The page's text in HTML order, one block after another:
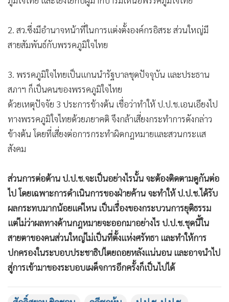
ประชาธิปัตย์ก็ออกมาแสดงความเห็นคัดค้าน ทั้งยังดำเนินการ
เอาผิด ป.ป.ช.ตามช่องทางที่กฎหมายเปิดโอกาสให้กระทำได้
ในความเห็นส่วนตัวของผู้เขียนเห็นว่า การที่ ป.ป.ช.ยกคำร้อง
กรณีของนายศักดิ์สยาม มีมูลเหตุจูงใจมาจากอคติ โดยเฉพาะข้อ
ภยาคติ ทั้งนี้อนุมานจากเหตุปัจจัยดังต่อไปนี้
1. นายศักดิ์สยาม ชิดชอบ เป็นอดีตแกนนำคนสำคัญของพรรค
ภูมิใจไทย และโยงใยกับผู้มากบารมีเหนือพรรคภูมิใจไทย
2. สว.ซึ่งมีอำนาจหน้าที่ในการแต่งตั้งองค์กรอิสระ ส่วนใหญ่มี
สายสัมพันธ์กับพรรคภูมิใจไทย
3. พรรคภูมิใจไทยเป็นแกนนำรัฐบาลชุดปัจจุบัน และประธาน
สภาฯ ก็เป็นคนของพรรคภูมิใจไทย
ด้วยเหตุปัจจัย 3 ประการข้างต้น เชื่อว่าทำให้ ป.ป.ช.เอนเอียงไป
ทางพรรคภูมิใจไทยด้วยภยาคติ จึงกล้าเสี่ยงกระทำการดังกล่าว
สังคม